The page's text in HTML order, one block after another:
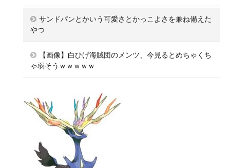
サンドパンとかいう可愛さとかっこよさを兼ね備えた
やつ
【画像】白ひげ海賊団のメンツ、今見るとめちゃくち
ゃ弱そうｗｗｗｗｗ